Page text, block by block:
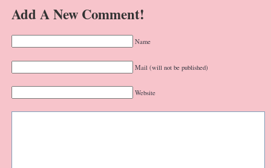
Add A New Comment!
Name
Mail (will not be published)
Website